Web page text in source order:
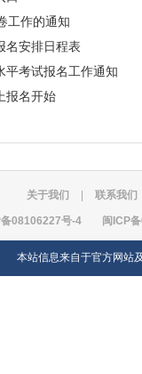
工作的通知
名安排日程表
平考试报名工作通知
报名开始
关于我们 联系我们
08106227号-4 闽ICP
本站信息来自于官方网站